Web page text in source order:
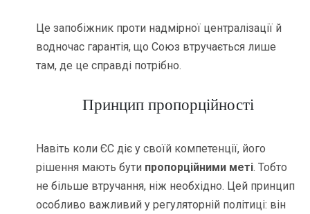
Це запобіжник проти надмірної централізації й
водночас гарантія, що Союз втручається лише
там, де це справді потрібно.
Принцип пропорційності
Навіть коли ЄС діє у своїй компетенції, його
рішення мають бути пропорційними меті. Тобто
не більше втручання, ніж необхідно. Цей принцип
особливо важливий у регуляторній політиці: він